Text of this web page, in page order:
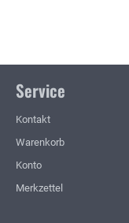
Service
Kontakt
Warenkorb
Konto
Merkzettel